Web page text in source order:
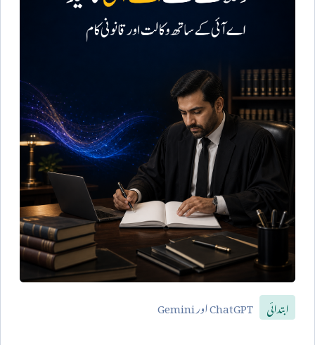
ابتدائی ChatGPTاورGemini